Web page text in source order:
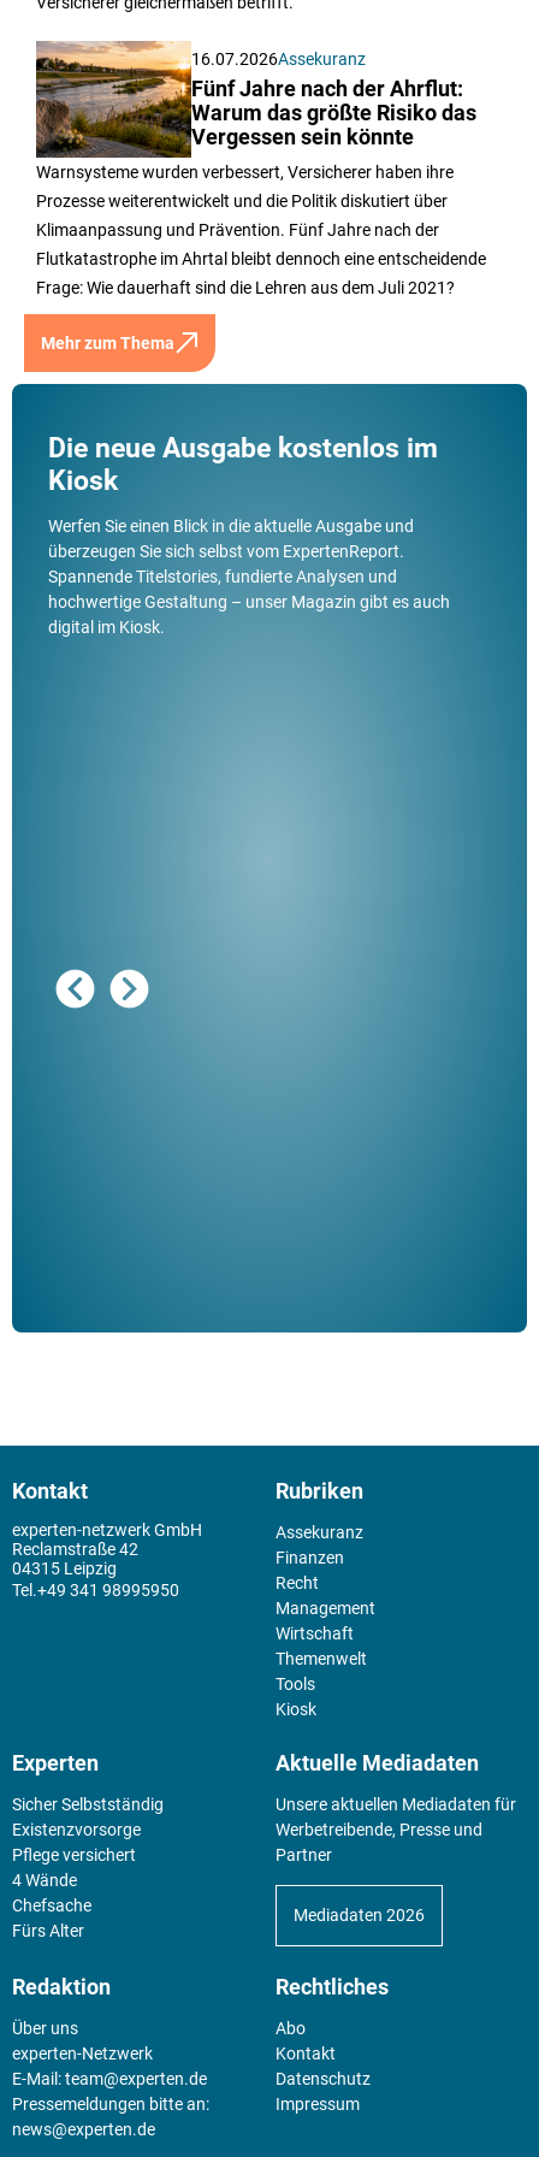
16.07.2026Assekuranz
Fünf Jahre nach der Ahrflut:
Warum das größte Risiko das
Vergessen sein könnte
Warnsysteme wurden verbessert, Versicherer haben ihre
Prozesse weiterentwickelt und die Politik diskutiert über
Klimaanpassung und Prävention. Fünf Jahre nach der
Flutkatastrophe im Ahrtal bleibt dennoch eine entscheidende
Frage: Wie dauerhaft sind die Lehren aus dem Juli 2021?
Mehr zum Thema
Die neue Ausgabe kostenlos im
Kiosk
Werfen Sie einen Blick in die aktuelle Ausgabe und
überzeugen Sie sich selbst vom ExpertenReport.
Spannende Titelstories, fundierte Analysen und
hochwertige Gestaltung – unser Magazin gibt es auch
digital im Kiosk.
Kontakt
experten-netzwerk GmbH
Reclamstraße 42
04315 Leipzig
+49 341 98995950
Rubriken
Assekuranz
Finanzen
Recht
Management
Wirtschaft
Themenwelt
Tools
Kiosk
Experten
Sicher Selbstständig
Existenz­vorsorge
Pflege versichert
4 Wände
Chefsache
Fürs Alter
Aktuelle Mediadaten
Unsere aktuellen Mediadaten für
Werbetreibende, Presse und
Partner
Mediadaten 2026
Redaktion
Über uns
experten-Netzwerk
E-Mail:team@experten.de
Pressemeldungen bitte an:
news@experten.de
Rechtliches
Abo
Kontakt
Datenschutz
Impressum